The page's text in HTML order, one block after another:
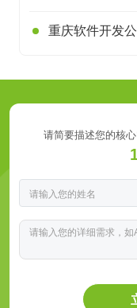
重庆软件开发
请简要描述您的核